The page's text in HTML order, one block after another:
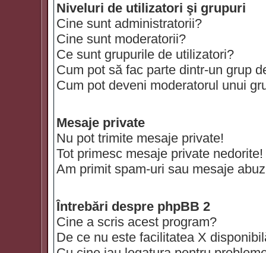
Niveluri de utilizatori şi grupuri
Cine sunt administratorii?
Cine sunt moderatorii?
Ce sunt grupurile de utilizatori?
Cum pot să fac parte dintr-un grup
Cum pot deveni moderatorul unui
Mesaje private
Nu pot trimite mesaje private!
Tot primesc mesaje private nedorite!
Am primit spam-uri sau mesaje
Întrebări despre phpBB 2
Cine a scris acest program?
De ce nu este facilitatea X